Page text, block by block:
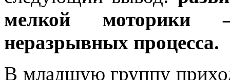
мелкой моторики
неразрывных процесса.
В младшую группу